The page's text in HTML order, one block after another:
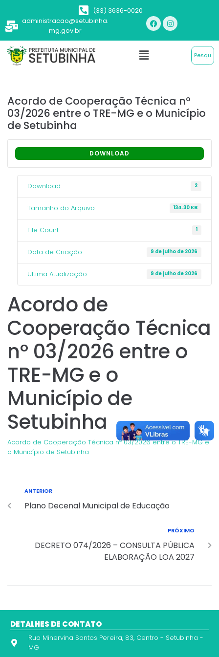
(33) 3636-0020
administracao@setubinha.
mg.gov.br
Acordo de Cooperação Técnica nº
03/2026 entre o TRE-MG e o Município
de Setubinha
DOWNLOAD
Download 2
Tamanho do Arquivo 134.30 KB
File Count 1
Data de Criação 9 de julho de 2026
Ultima Atualização 9 de julho de 2026
Acordo de
Cooperação Técnica
nº 03/2026 entre o
TRE-MG e o
Município de
Setubinha
Acordo de Cooperação Técnica nº 03/2026 entre o TRE-MG e
o Município de Setubinha
ANTERIOR
Plano Decenal Municipal de Educação
PRÓXIMO
DECRETO 074/2026 – CONSULTA PÚBLICA
ELABORAÇÃO LOA 2027
DETALHES DE CONTATO
Rua Minervina Santos Pereira, 83, Centro - Setubinha -
MG